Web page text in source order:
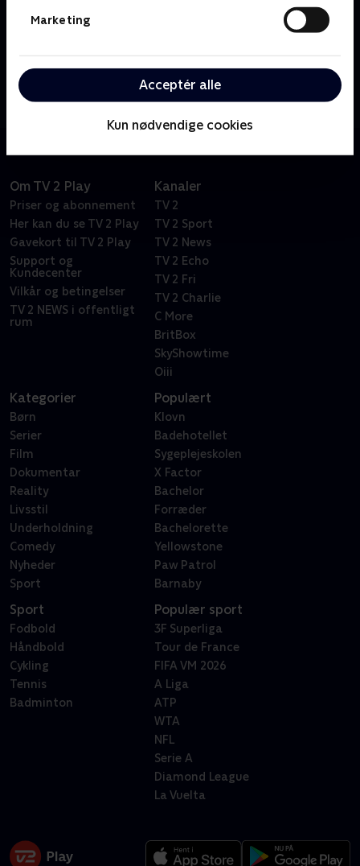
Marketing
Acceptér alle
Kun nødvendige cookies
De små Charmers bor i et magisk land, der er beboet
af trolde, nisser og enhjørninger. Men mens de andre
magiske evner, er de små Charmers stadig ved at
lære at styre deres tryllekræfter. Resultaterne er
både skøre og virkelig sjove.
Om TV 2 Play
Priser og abonnement
Her kan du se TV 2 Play
Gavekort til TV 2 Play
Support og
Kundecenter
Vilkår og betingelser
TV 2 NEWS i offentligt
rum
Kanaler
TV 2
TV 2 Sport
TV 2 News
TV 2 Echo
TV 2 Fri
TV 2 Charlie
C More
BritBox
SkyShowtime
Oiii
Kategorier
Børn
Serier
Film
Dokumentar
Reality
Livsstil
Underholdning
Comedy
Nyheder
Sport
Populært
Klovn
Badehotellet
Sygeplejeskolen
X Factor
Bachelor
Forræder
Bachelorette
Yellowstone
Paw Patrol
Barnaby
Sport
Fodbold
Håndbold
Cykling
Tennis
Badminton
Populær sport
3F Superliga
Tour de France
FIFA VM 2026
A Liga
ATP
WTA
NFL
Serie A
Diamond League
La Vuelta